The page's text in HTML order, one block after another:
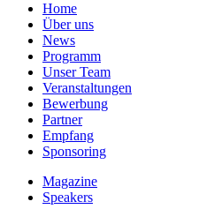
Home
Über uns
News
Programm
Unser Team
Veranstaltungen
Bewerbung
Partner
Empfang
Sponsoring
Magazine
Speakers